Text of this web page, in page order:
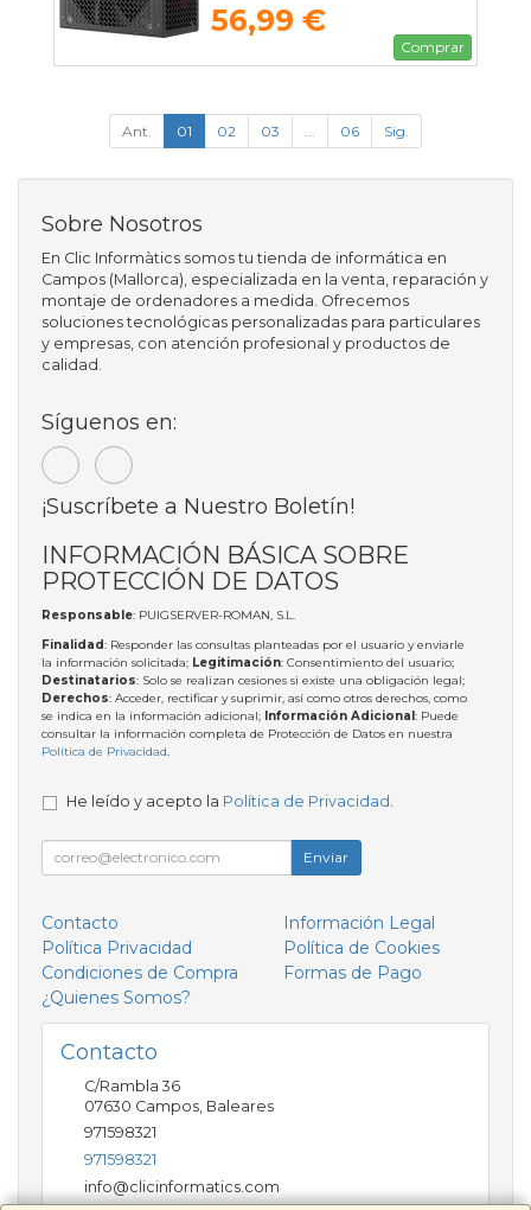
56,99 €
Comprar
Ant. 01 02 03 06 Sig.
Sobre Nosotros
En Clic Informàtics somos tu tienda de informática en
Campos (Mallorca), especializada en la venta, reparación y
montaje de ordenadores a medida. Ofrecemos
soluciones tecnológicas personalizadas para particulares
y empresas, con atención profesional y productos de
calidad.
Síguenos en:
¡Suscríbete a Nuestro Boletín!
INFORMACIÓN BÁSICA SOBRE
PROTECCIÓN DE DATOS
Responsable: PUIGSERVER-ROMAN, S.L.
Finalidad: Responder las consultas planteadas por el usuario y enviarle
la información solicitada; Legitimación: Consentimiento del usuario;
Destinatarios: Solo se realizan cesiones si existe una obligación legal;
Derechos: Acceder, rectificar y suprimir, así como otros derechos, como
se indica en la información adicional; Información Adicional: Puede
consultar la información completa de Protección de Datos en nuestra
Política de Privacidad.
He leído y acepto la Política de Privacidad
Enviar
Contacto
Información Legal
Política Privacidad
Política de Cookies
Condiciones de Compra
Formas de Pago
¿Quienes Somos?
Contacto
C/Rambla 36
07630 Campos Baleares
971598321
971598321
info@clicinformatics.com